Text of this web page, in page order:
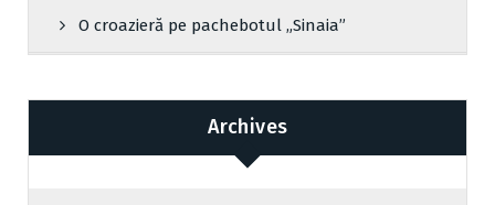
O croazieră pe pachebotul „Sinaia”
Archives